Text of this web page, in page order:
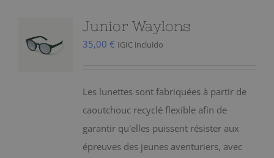
Junior Waylons
35,00 € IGIC incluido
Les lunettes sont fabriquées à partir de
caoutchouc recyclé flexible afin de
garantir qu'elles puissent résister aux
épreuves des jeunes aventuriers, avec